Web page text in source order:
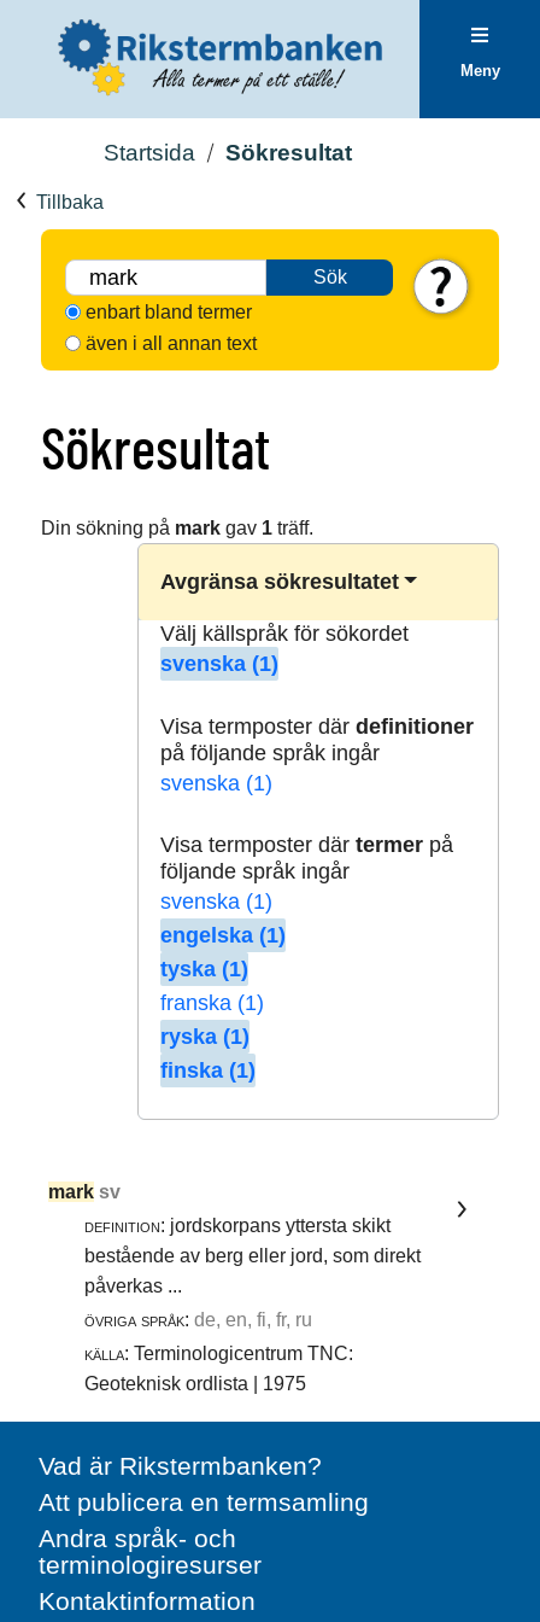
Meny
Startsida Sökresultat
Tillbaka
Sök
enbart bland termer
även i all annan text
Sökresultat
Din sökning på markgav 1träff.
Avgränsa sökresultatet
Välj källspråk för sökordet
svenska (1)
Visa termposter där definitioner
på följande språk ingår
svenska (1)
Visa termposter där termerpå
följande språk ingår
svenska (1)
engelska (1)
tyska (1)
franska (1)
ryska (1)
finska (1)
mark sv
definition: jordskorpans yttersta skikt
bestående av berg eller jord, som direkt
påverkas ...
övriga språk: de, en, fi, fr, ru
källa: Terminologicentrum TNC:
Geoteknisk ordlista | 1975
Vad är Rikstermbanken?
Att publicera en termsamling
Andra språk- och
terminologiresurser
Kontaktinformation